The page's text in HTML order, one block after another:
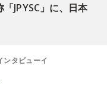
JPYSC」に、日本
ンタビューイ